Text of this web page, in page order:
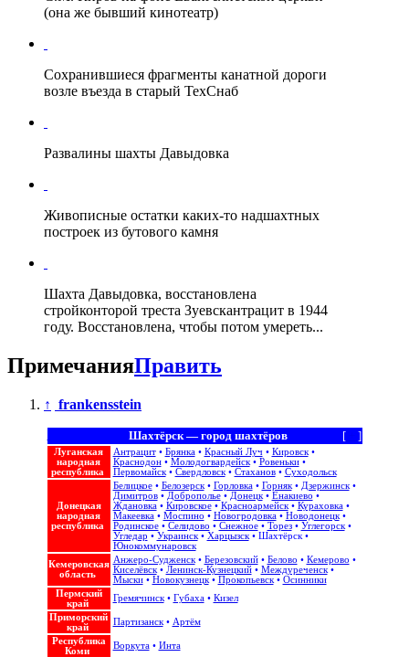
(она же бывший кинотеатр)
Сохранившиеся фрагменты канатной дороги
возле въезда в старый ТехСнаб
Развалины шахты Давыдовка
Живописные остатки каких-то надшахтных
построек из бутового камня
Шахта Давыдовка, восстановлена
стройконторой треста Зуевскантрацит в 1944
году. Восстановлена, чтобы потом умереть...
ПримечанияПравить
↑ frankensstein
[+ ]
Шахтёрск — город шахтёров
Луганская
народная
республика
Антрацит• Брянка• Красный Луч• Кировск•
Краснодон• Молодогвардейск• Ровеньки•
Первомайск• Свердловск• Стаханов• Суходольск
Донецкая
народная
республика
Белицкое• Белозерск• Горловка• Горняк• Дзержинск•
Димитров• Доброполье• Донецк• Енакиево •
Ждановка• Кировское• Красноармейск• Кураховка•
Макеевка• Моспино • Новогродовка• Новодонецк•
Родинское• Селидово • Снежное• Торез• Углегорск•
Угледар • Украинск• Харцызск• Шахтёрск•
Юнокоммунаровск
Кемеровская
область
Анжеро-Судженск• Березовский• Белово • Кемерово •
Киселёвск• Ленинск-Кузнецкий• Междуреченск•
Мыски• Новокузнецк• Прокопьевск• Осинники
Пермский
край
Гремячинск• Губаха• Кизел
Приморский
край
Партизанск• Артём
Республика
Коми
Воркута• Инта